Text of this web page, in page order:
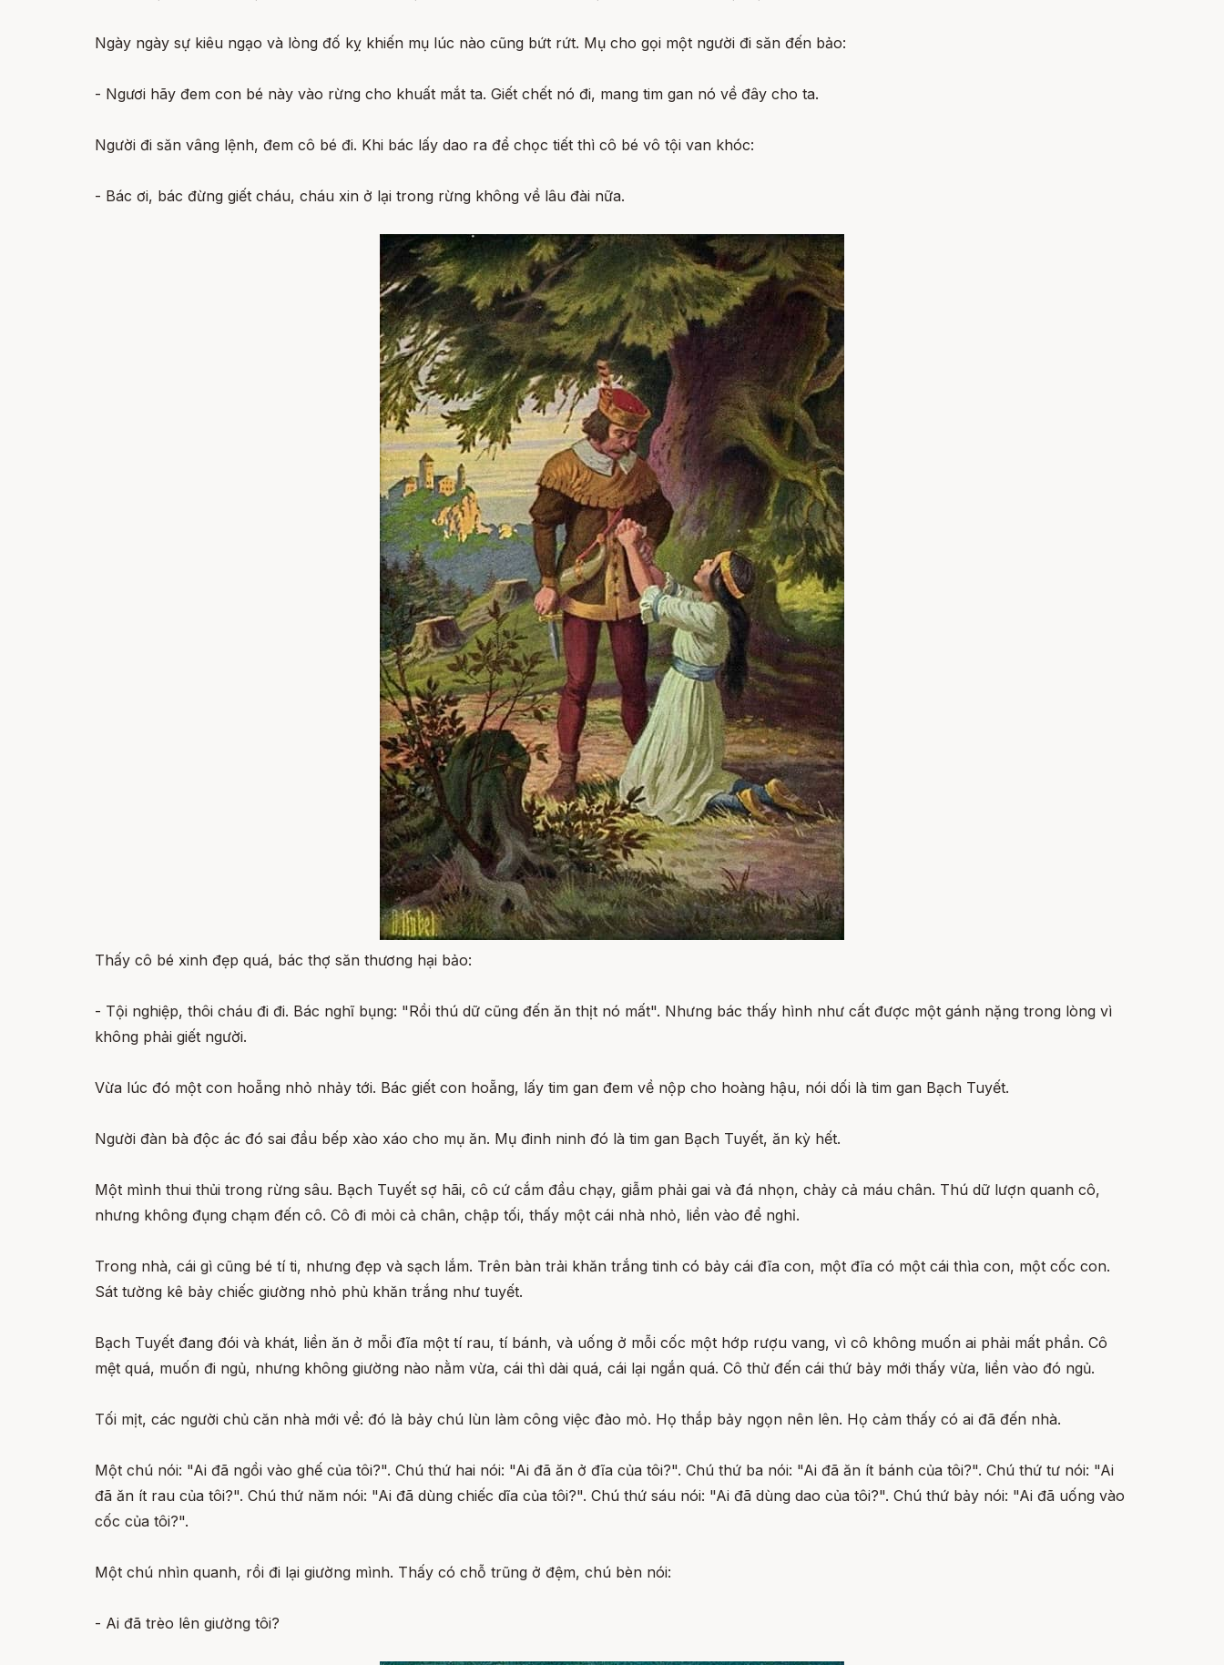
Ngày ngày sự kiêu ngạo và lòng đố kỵ khiến mụ lúc nào cũng bứt rứt. Mụ cho gọi một người đi săn đến bảo:
- Ngươi hãy đem con bé này vào rừng cho khuất mắt ta. Giết chết nó đi, mang tim gan nó về đây cho ta.
Người đi săn vâng lệnh, đem cô bé đi. Khi bác lấy dao ra để chọc tiết thì cô bé vô tội van khóc:
- Bác ơi, bác đừng giết cháu, cháu xin ở lại trong rừng không về lâu đài nữa.
Thấy cô bé xinh đẹp quá, bác thợ săn thương hại bảo:
- Tội nghiệp, thôi cháu đi đi. Bác nghĩ bụng: "Rồi thú dữ cũng đến ăn thịt nó mất". Nhưng bác thấy hình như cất được một gánh nặng trong lòng vì
không phải giết người.
Vừa lúc đó một con hoẵng nhỏ nhảy tới. Bác giết con hoẵng, lấy tim gan đem về nộp cho hoàng hậu, nói dối là tim gan Bạch Tuyết.
Người đàn bà độc ác đó sai đầu bếp xào xáo cho mụ ăn. Mụ đinh ninh đó là tim gan Bạch Tuyết, ăn kỳ hết.
Một mình thui thủi trong rừng sâu. Bạch Tuyết sợ hãi, cô cứ cắm đầu chạy, giẫm phải gai và đá nhọn, chảy cả máu chân. Thú dữ lượn quanh cô,
nhưng không đụng chạm đến cô. Cô đi mỏi cả chân, chập tối, thấy một cái nhà nhỏ, liền vào để nghỉ.
Trong nhà, cái gì cũng bé tí ti, nhưng đẹp và sạch lắm. Trên bàn trải khăn trắng tinh có bảy cái đĩa con, một đĩa có một cái thìa con, một cốc con.
Sát tường kê bảy chiếc giường nhỏ phủ khăn trắng như tuyết.
Bạch Tuyết đang đói và khát, liền ăn ở mỗi đĩa một tí rau, tí bánh, và uống ở mỗi cốc một hớp rượu vang, vì cô không muốn ai phải mất phần. Cô
mệt quá, muốn đi ngủ, nhưng không giường nào nằm vừa, cái thì dài quá, cái lại ngắn quá. Cô thử đến cái thứ bảy mới thấy vừa, liền vào đó ngủ.
Tối mịt, các người chủ căn nhà mới về: đó là bảy chú lùn làm công việc đào mỏ. Họ thắp bảy ngọn nên lên. Họ cảm thấy có ai đã đến nhà.
Một chú nói: "Ai đã ngồi vào ghế của tôi?". Chú thứ hai nói: "Ai đã ăn ở đĩa của tôi?". Chú thứ ba nói: "Ai đã ăn ít bánh của tôi?". Chú thứ tư nói: "Ai
đã ăn ít rau của tôi?". Chú thứ năm nói: "Ai đã dùng chiếc dĩa của tôi?". Chú thứ sáu nói: "Ai đã dùng dao của tôi?". Chú thứ bảy nói: "Ai đã uống vào
cốc của tôi?".
Một chú nhìn quanh, rồi đi lại giường mình. Thấy có chỗ trũng ở đệm, chú bèn nói:
- Ai đã trèo lên giường tôi?